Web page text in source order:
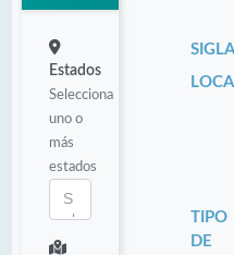
Estados
Selecciona
uno o
más
estados
TIPO
DE